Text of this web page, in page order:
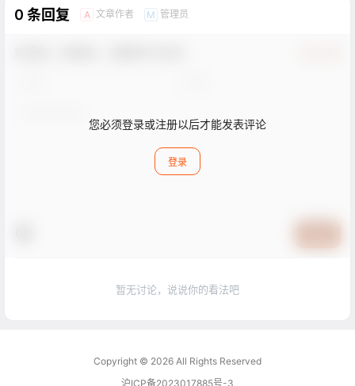
0 条回复 A 文章作者 M 管理员
您必须登录或注册以后才能发表评论
登录
暂无讨论，说说你的看法吧
Copyright © 2026 All Rights Reserved
沪ICP备2023017885号-3